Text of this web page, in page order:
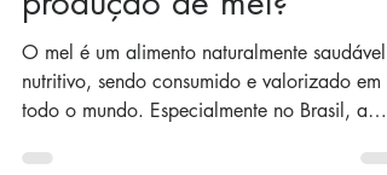
Fabricação valoriza a sua
produção de mel?
O mel é um alimento naturalmente saudável
nutritivo, sendo consumido e valorizado em